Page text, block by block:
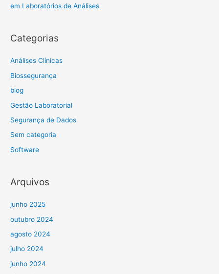
em Laboratórios de Análises
Categorias
Análises Clínicas
Biossegurança
blog
Gestão Laboratorial
Segurança de Dados
Sem categoria
Software
Arquivos
junho 2025
outubro 2024
agosto 2024
julho 2024
junho 2024